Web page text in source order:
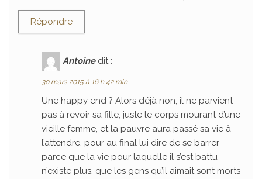
Répondre
Antoine dit :
30 mars 2015 à 16 h 42 min
Une happy end ? Alors déjà non, il ne parvient
pas à revoir sa fille, juste le corps mourant d’une
vieille femme, et la pauvre aura passé sa vie à
l’attendre, pour au final lui dire de se barrer
parce que la vie pour laquelle il s’est battu
n’existe plus, que les gens qu’il aimait sont morts